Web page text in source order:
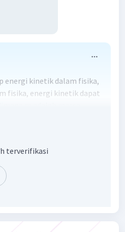
energi kinetik dalam fisika,
fisika, energi kinetik dapat
kasus ini, benda
elevasi 60° dan dengan
mencari energi kinetik
terverifikasi